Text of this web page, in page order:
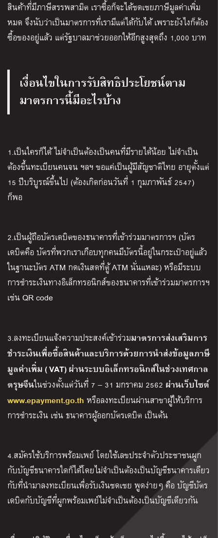
สินค้าที่มีภาษีสรรพสามิต เราซื้อก็จะได้ชดเชยภาษีมูลค่าเพิ่ม
หมด จึงนับว่าเป็นมาตรการที่เรามีแต่ได้กับได้ เพราะยังไงก็ต้อง
ซื้อของอยู่แล้ว แต่รัฐบาลมาช่วยออกให้อีกสูงสุดถึง 1,000 บาท
เงื่อนไขในการรับสิทธิประโยชน์ตาม
มาตรการนี้มีอะไรบ้าง
1.เป็นใครก็ได้ ไม่จำเป็นต้องเป็นคนที่มีรายได้น้อย ไม่จำเป็น
ต้องขึ้นทะเบียนคนจน ฯลฯ ขอแค่เป็นผู้มีสัญชาติไทย อายุตั้งแต่
15 ปีบริบูรณ์ขึ้นไป (ต้องเกิดก่อนวันที่ 1 กุมภาพันธ์ 2547)
ก็พอ
2.เป็นผู้ถือบัตรเดบิตของธนาคารที่เข้าร่วมมาตรการฯ (บัตร
เดบิตคือ บัตรที่พวกเราเกือบทุกคนมีบัตรนี้อยู่ในกระเป๋าอยู่แล้ว
ในฐานะบัตร ATM กดเงินสดที่ตู้ ATM นั่นแหละ) หรือมีระบบ
การชำระเงินทางอิเล็กทรอนิกส์ของธนาคารที่เข้าร่วมมาตรการฯ
เช่น QR code
3.ลงทะเบียนแจ้งความประสงค์เข้าร่วมมาตรการส่งเสริมการ
ชำระเงินเพื่อซื้อสินค้าและบริการด้วยการนำส่งข้อมูลภาษี
มูลค่าเพิ่ม ( VAT) ผ่านระบบอิเล็กทรอนิกส์ในช่วงเทศกาล
ตรุษจีนในช่วงตั้งแต่วันที่ 7 – 31 มกราคม 2562 ผ่านเว็บไซต์
www.epayment.go.th หรือลงทะเบียนผ่านสาขาผู้ให้บริการ
การชำระเงิน เช่น ธนาคารผู้ออกบัตรเดบิต เป็นต้น
4.สมัครใช้บริการพร้อมเพย์ โดยใช้เลขประจำตัวประชาชนผูก
กับบัญชีธนาคารใดก็ได้โดยไม่จำเป็นต้องเป็นบัญชีธนาคารเดียว
กับที่นำมาลงทะเบียนเพื่อรับเงินชดเชย พูดง่ายๆ คือ บัญชีบัตร
เดบิตกับบัญชีที่ผูกพร้อมเพย์ไม่จำเป็นต้องเป็นบัญชีเดียวกัน